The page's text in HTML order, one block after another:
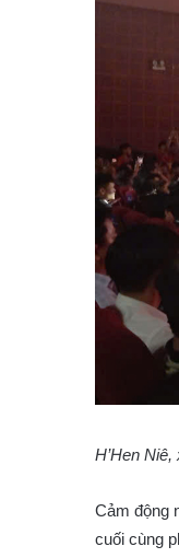
H’Hen
Cảm động
cuối cùng